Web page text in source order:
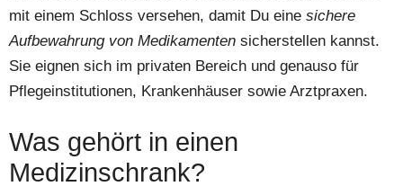
mit einem Schloss versehen, damit Du eine sichere
Aufbewahrung von Medikamenten sicherstellen kannst.
Sie eignen sich im privaten Bereich und genauso für
Pflegeinstitutionen, Krankenhäuser sowie Arztpraxen.
Was gehört in einen
Medizinschrank?